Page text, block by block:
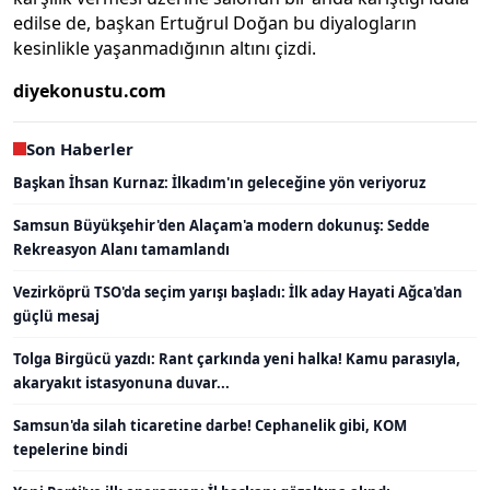
edilse de, başkan Ertuğrul Doğan bu diyalogların
kesinlikle yaşanmadığının altını çizdi.
diyekonustu.com
Son Haberler
Başkan İhsan Kurnaz: İlkadım'ın geleceğine yön veriyoruz
Samsun Büyükşehir'den Alaçam'a modern dokunuş: Sedde
Rekreasyon Alanı tamamlandı
Vezirköprü TSO'da seçim yarışı başladı: İlk aday Hayati Ağca'dan
güçlü mesaj
Tolga Birgücü yazdı: Rant çarkında yeni halka! Kamu parasıyla,
akaryakıt istasyonuna duvar...
Samsun'da silah ticaretine darbe! Cephanelik gibi, KOM
tepelerine bindi